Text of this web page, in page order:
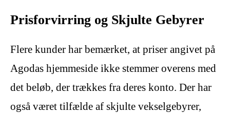
Prisforvirring og Skjulte Gebyrer
Flere kunder har bemærket, at priser angivet på
Agodas hjemmeside ikke stemmer overens med
det beløb, der trækkes fra deres konto. Der har
også været tilfælde af skjulte vekselgebyrer,